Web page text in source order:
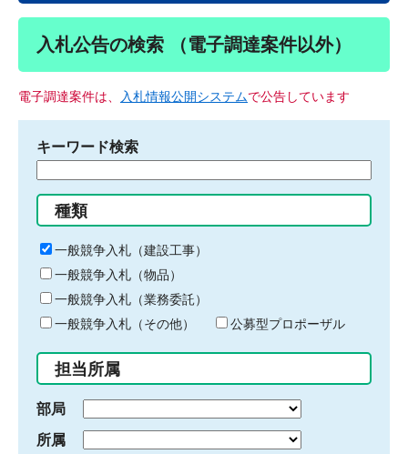
入札公告の検索 （電子調達案件以外）
電子調達案件は、 入札情報公開システムで公告しています
キーワード検索
る
キ
ー
ワ
ー
ド
入
力
種類
一般競争入札（建設工事）
一般競争入札（物品）
一般競争入札（業務委託）
一般競争入札（その他）
公募型プロポーザル
担当所属
部局
所属